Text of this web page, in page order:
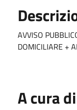
AVVISO
DOMICILIARE +
A cura di